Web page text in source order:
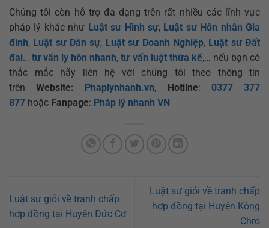
Chúng tôi còn hỗ trợ đa dạng trên rất nhiều các lĩnh vực
pháp lý khác như Luật sư Hình sự, Luật sư Hôn nhân Gia
đình, Luật sư Dân sự, Luật sư Doanh Nghiệp, Luật sư Đất
đai…tư vấn ly hôn nhanh,tư vấn luật thừa kế,… nếu bạn có
thắc mắc hãy liên hệ với chúng tôi theo thông tin
trênWebsite: Phaplynhanh.vn, Hotline: 0377 377
877 hoặc Fanpage: Pháp lý nhanh VN
Luật sư giỏi về tranh chấp
hợp đồng tại Huyện Đức Cơ
Luật sư giỏi về tranh chấp
hợp đồng tại Huyện Kông
Chro